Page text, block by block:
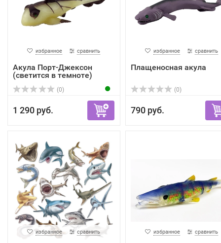
избранное сравнить
Акула Порт-Джексон
(светится в темноте)
(0)
1 290 руб.
избранное сравнить
Плащеносная акула
(0)
790 руб.
избранное сравнить избранное сравнить